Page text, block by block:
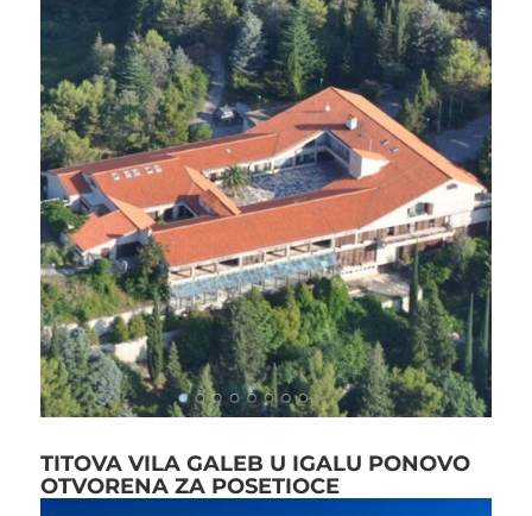
TITOVA VILA GALEB U IGALU PONOVO
OTVORENA ZA POSETIOCE